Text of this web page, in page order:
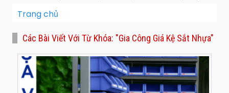
Trang chủ
Các Bài Viết Với Từ Khóa: "Gia Công Giá Kệ Sắt Nhựa"